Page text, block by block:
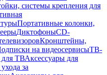
системы крепления для
Портативные колонки,
ДиктофоныCD-
Кронштейны,
на видеосервисыТВ-
для ТВАксессуары для
за